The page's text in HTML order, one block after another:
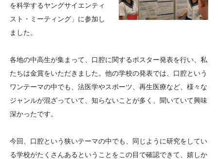
科学教育振興助成・
次世代理系人材育成プ
ログラム助成
サイトマップ 中谷財団アーカイブ
を科学するヤングサイエンティ
スト・ミーティング」に参加し
ました。
各地の中高生が集まって、口腔に関するポスター発表を行い、私
たちは金賞をいただきました。他の学校の発表では、口腔という
ワンテーマの中でも、法医学やスポーツ、再生医療など、様々な
ジャンルが混ざっていて、知らないことが多く、聞いていて興味
深かったです。
今回、口腔という狭いテーマの中でも、同じように研究をしてい
る学校がたくさんあるということをこの目で確認できて、嬉しか